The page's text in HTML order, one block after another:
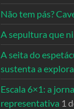
Não tem pás?
A sepultura que
A seita do
sustenta a
Escala 6×1: a
representativa 1